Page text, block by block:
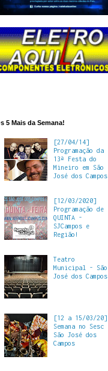
5 Mais da Semana!
[27/04/14]
Programação da
13ª Festa do
Mineiro em São
José dos Campos
[12/03/2020]
Programação de
QUINTA -
SJCampos e
Região!
Teatro
Municipal - São
José dos Campos
[12 a 15/03/20]
Semana no Sesc
São José dos
Campos